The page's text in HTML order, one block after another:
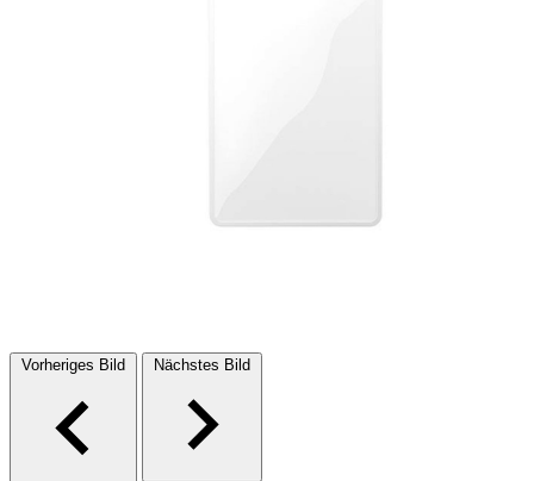
Vorheriges Bild Nächstes Bild